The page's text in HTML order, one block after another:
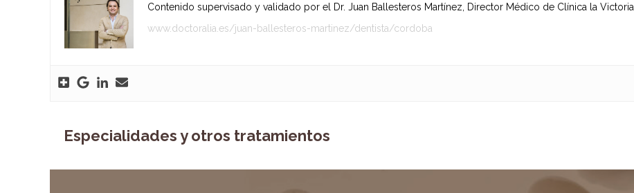
Contenido supervisado y validado por el Dr. Juan Ballesteros Martínez, Director Médico de Clínica la Victoria.
www.doctoralia.es/juan-ballesteros-martinez/dentista/cordoba
Especialidades y otros tratamientos